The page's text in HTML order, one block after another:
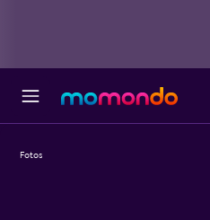
Fotos